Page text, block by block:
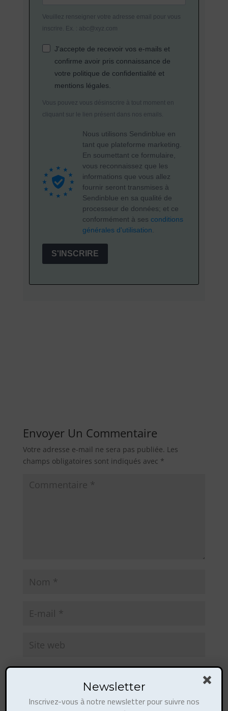
Veuillez renseigner votre adresse email pour vous
inscrire. Ex. : abc@xyz.com
J'accepte de recevoir vos e-mails et
confirme avoir pris connaissance de
votre politique de confidentialité et
mentions légales.
Vous pouvez vous désinscrire à tout moment en
cliquant sur le lien présent dans nos emails.
Nous utilisons Sendinblue en
tant que plateforme marketing.
En soumettant ce formulaire,
vous reconnaissez que les
informations que vous allez
fournir seront transmises à
Sendinblue en sa qualité de
processeur de données; et ce
conformément à ses conditions
générales d'utilisation
S'INSCRIRE
Envoyer Un Commentaire
Votre adresse e-mail ne sera pas publiée. Les
champs obligatoires sont indiqués avec *
Newsletter
Inscrivez-vous à notre newsletter pour suivre nos